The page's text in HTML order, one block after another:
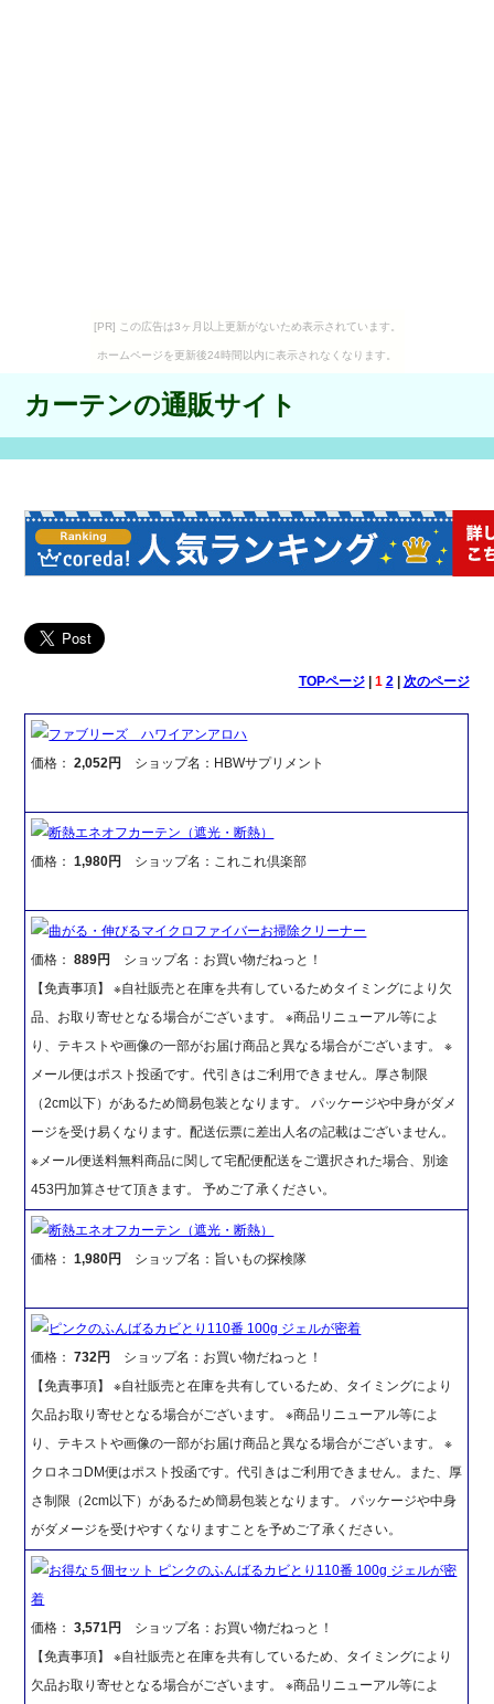
[PR] この広告は3ヶ月以上更新がないため表示されています。
ホームページを更新後24時間以内に表示されなくなります。
カーテンの通販サイト
TOPページ| 1 2| 次のページ
ファブリーズ ハワイアンアロハ
価格：2,052円 ショップ名：HBWサプリメント
断熱エネオフカーテン（遮光・断熱）
価格：1,980円 ショップ名：これこれ倶楽部
曲がる・伸びるマイクロファイバーお掃除クリーナー
価格：889円
ショップ名：お買い物だねっと！
【免責事項】 ※自社販売と在庫を共有しているためタイミングにより欠
品、お取り寄せとなる場合がございます。 ※商品リニューアル等によ
り、テキストや画像の一部がお届け商品と異なる場合がございます。 ※
メール便はポスト投函です。代引きはご利用できません。厚さ制限
（2cm以下）があるため簡易包装となります。 パッケージや中身がダメ
ージを受け易くなります。配送伝票に差出人名の記載はございません。
※メール便送料無料商品に関して宅配便配送をご選択された場合、別途
453円加算させて頂きます。 予めご了承ください。
断熱エネオフカーテン（遮光・断熱）
価格：1,980円 ショップ名：旨いもの探検隊
ピンクのふんばるカビとり110番 100g ジェルが密着
価格：732円
ショップ名：お買い物だねっと！
【免責事項】 ※自社販売と在庫を共有しているため、タイミングにより
欠品お取り寄せとなる場合がございます。 ※商品リニューアル等によ
り、テキストや画像の一部がお届け商品と異なる場合がございます。 ※
クロネコDM便はポスト投函です。代引きはご利用できません。また、厚
さ制限（2cm以下）があるため簡易包装となります。 パッケージや中身
がダメージを受けやすくなりますことを予めご了承ください。
お得な５個セット ピンクのふんばるカビとり110番 100g ジェルが密
着
価格：3,571円
ショップ名：お買い物だねっと！
【免責事項】 ※自社販売と在庫を共有しているため、タイミングにより
欠品お取り寄せとなる場合がございます。 ※商品リニューアル等によ